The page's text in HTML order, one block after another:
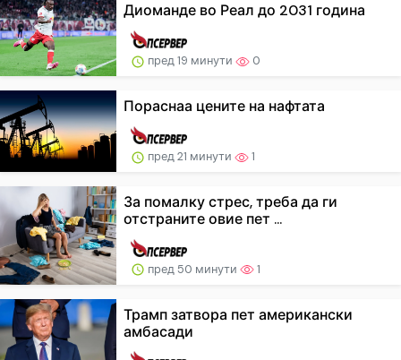
Диоманде во Реал до 2031 година
пред 19 минути 0
Пораснаа цените на нафтата
пред 21 минути 1
За помалку стрес, треба да ги
отстраните овие пет ...
пред 50 минути 1
Трамп затвора пет американски
амбасади